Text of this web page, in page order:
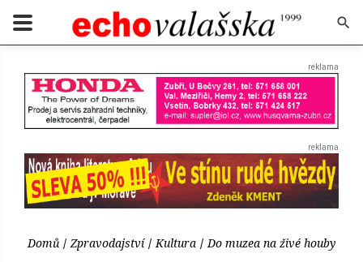
Domů Zpravodajství Kultura Do muzea na živé houby